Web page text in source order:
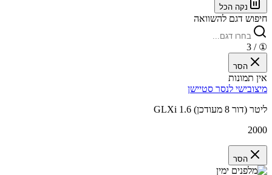
נקה הכל
חיפוש דגם להשוואה
①
/ 3
הסר
אין תמונות
מיצובישי לנסר סטיישן
GLXi 1.6 ליטר (דור 8 מעודכן)
2000
הסר